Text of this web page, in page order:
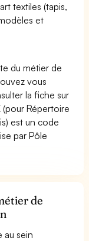
textiles (tapis,
et
du métier de
vous
la fiche sur
(pour Répertoire
est un code
par Pôle
de
au sein